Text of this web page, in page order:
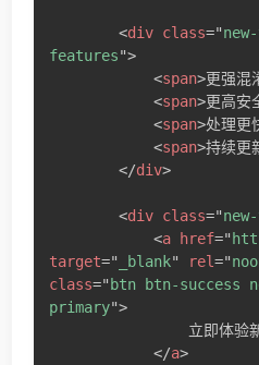
<div class="
features">
<span>更强混
<span>更高安
<span>处理更
<span>持续更
</div>
<div class="
<a href="
target=" _blank" rel="
class=" btn btn-success
primary">
</a>